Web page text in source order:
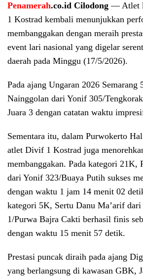
Penamerah.co.id Cilodong — Atlet
1 Kostrad kembali menunjukkan
membanggakan dengan meraih
event lari nasional yang digelar
daerah pada Minggu (17/5/2026).
Pada ajang Ungaran 2026
Nainggolan dari Yonif 305/
Juara 3 dengan catatan waktu
Sementara itu, dalam Purwokerto
atlet Divif 1 Kostrad juga
membanggakan. Pada kategori 21K,
dari Yonif 323/Buaya Putih sukses
dengan waktu 1 jam 14 menit 02
kategori 5K, Sertu Danu Ma’arif dari
1/Purwa Bajra Cakti berhasil finis
dengan waktu 15 menit 57 detik.
Prestasi puncak diraih pada ajang
yang berlangsung di kawasan GBK,